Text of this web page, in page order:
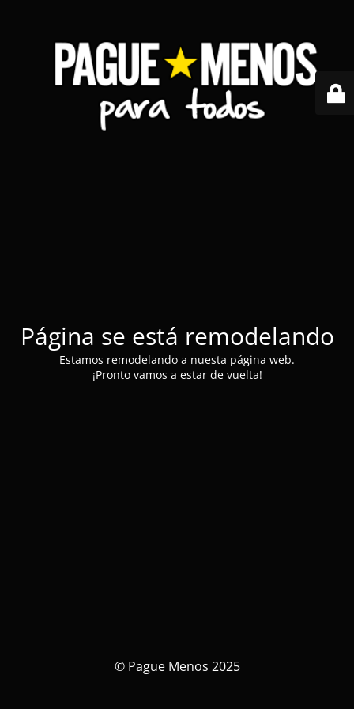
Página se está remodelando
Estamos remodelando a nuesta página web.
¡Pronto vamos a estar de vuelta!
© Pague Menos 2025